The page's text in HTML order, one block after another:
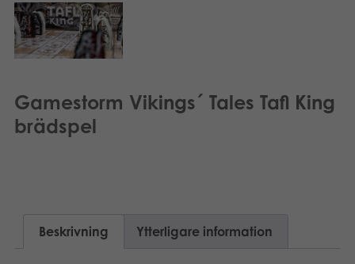
Gamestorm Vikings´ Tales Tafl King
brädspel
Beskrivning Ytterligare information